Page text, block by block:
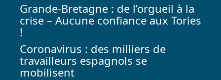
Grande-Bretagne : de l’orgueil à la
crise – Aucune confiance aux Tories
!
Coronavirus : des milliers de
travailleurs espagnols se
mobilisent